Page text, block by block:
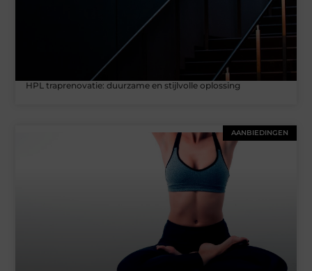
HPL traprenovatie: duurzame en stijlvolle oplossing
AANBIEDINGEN